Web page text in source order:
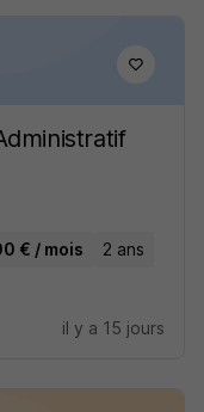
€ / mois 2 ans
il y a 15 jours